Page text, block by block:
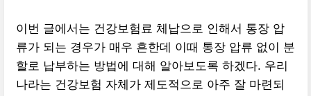
이번 글에서는 건강보험료 체납으로 인해서 통장 압
류가 되는 경우가 매우 흔한데 이때 통장 압류 없이 분
할로 납부하는 방법에 대해 알아보도록 하겠다. 우리
나라는 건강보험 자체가 제도적으로 아주 잘 마련되